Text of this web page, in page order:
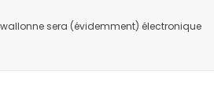
sera (évidemment) électronique